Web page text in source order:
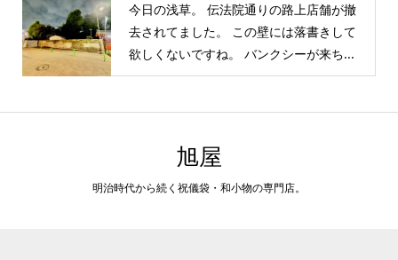
今日の浅草。 伝法院通りの路上店舗が撤
去されてました。 この壁には落書きして
欲しくないですね。 バンクシーが来ち...
旭屋
明治時代から続く祝儀袋・和小物の専門店。